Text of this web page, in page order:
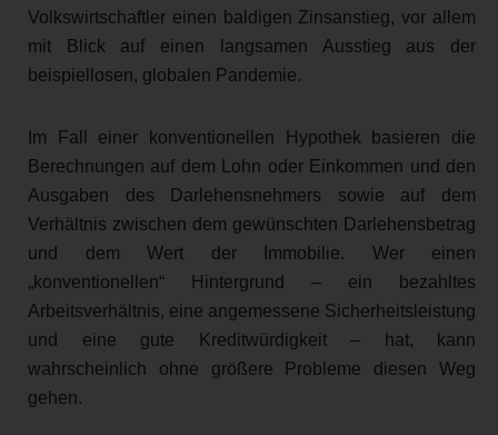
Volkswirtschaftler einen baldigen Zinsanstieg, vor allem
mit Blick auf einen langsamen Ausstieg aus der
beispiellosen, globalen Pandemie.
Im Fall einer konventionellen Hypothek basieren die
Berechnungen auf dem Lohn oder Einkommen und den
Ausgaben des Darlehensnehmers sowie auf dem
Verhältnis zwischen dem gewünschten Darlehensbetrag
und dem Wert der Immobilie. Wer einen
„konventionellen“ Hintergrund – ein bezahltes
Arbeitsverhältnis, eine angemessene Sicherheitsleistung
und eine gute Kreditwürdigkeit – hat, kann
wahrscheinlich ohne größere Probleme diesen Weg
gehen.